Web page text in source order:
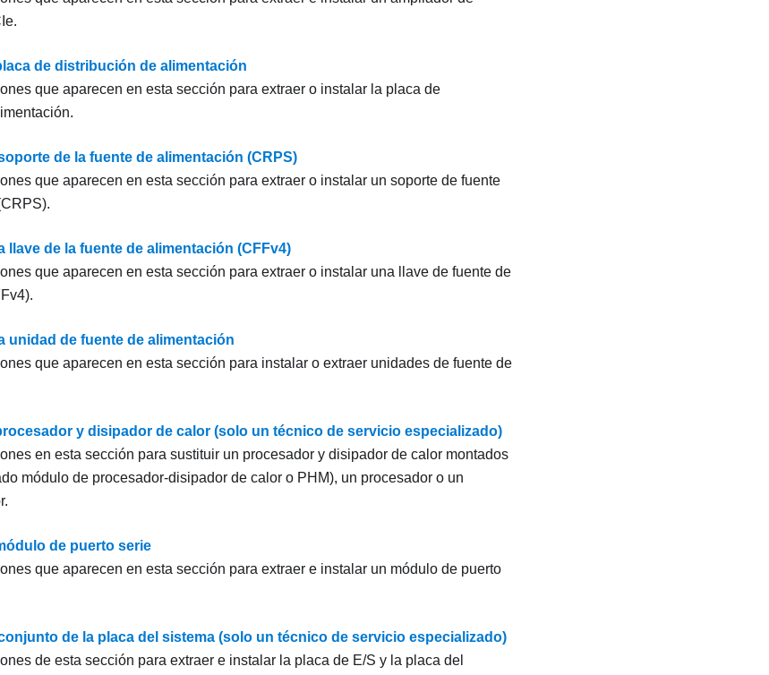
de distribución de alimentación
que aparecen en esta sección para extraer o instalar la placa de
de la fuente de alimentación (CRPS)
que aparecen en esta sección para extraer o instalar un soporte de fuente
llave de la fuente de alimentación (CFFv4)
que aparecen en esta sección para extraer o instalar una llave de fuente de
unidad de fuente de alimentación
que aparecen en esta sección para instalar o extraer unidades de fuente de
y disipador de calor (solo un técnico de servicio especializado)
en esta sección para sustituir un procesador y disipador de calor montados
módulo de procesador-disipador de calor o PHM), un procesador o un
de puerto serie
que aparecen en esta sección para extraer e instalar un módulo de puerto
de la placa del sistema (solo un técnico de servicio especializado)
de esta sección para extraer e instalar la placa de E/S y la placa del